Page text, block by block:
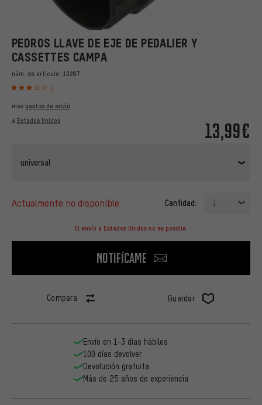
PEDROS LLAVE DE EJE DE PEDALIER Y
CASSETTES CAMPA
núm. de artículo: 10287
1
13,99€
más gastos de envío
a Estados Unidos
universal
actualmente no disponible Cantidad: 1
El envío a Estados Unidos no es posible.
Notifícame
Compara Guardar
Envío en 1-3 días hábiles
100 días devolver
Devolución gratuita
Más de 25 años de experiencia